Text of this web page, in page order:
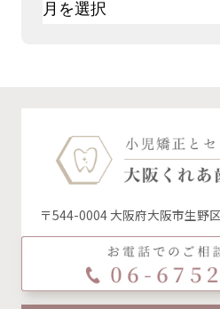
ア
〒544-0004 大阪府大阪市生野